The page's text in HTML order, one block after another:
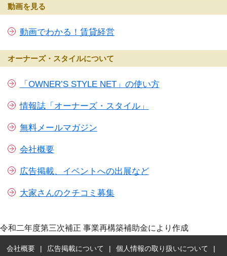
動画を見る
動画でわかる！賃貸経営
オーナーズ・スタイルについて
「OWNER’S STYLE NET」の使い方
情報誌「オーナーズ・スタイル」
無料メールマガジン
会社概要
広告掲載、イベントへの出展など
大家さんのクチコミ募集
令和二年度第三次補正 事業再構築補助金により作成
会社概要 広告掲載について 個人情報の取り扱いについて